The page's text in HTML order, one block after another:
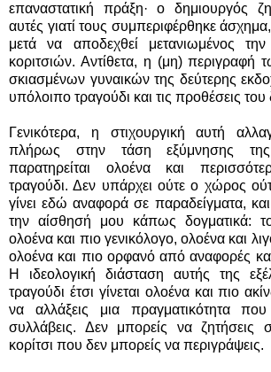
επαναστατική πράξη· ο δημιουργός
αυτές γιατί τους συμπεριφέρθηκε άσχημα,
μετά να αποδεχθεί μετανιωμένος
κοριτσιών. Αντίθετα, η (μη) περιγραφή
σκιασμένων γυναικών της δεύτερης
υπόλοιπο τραγούδι και τις προθέσεις
Γενικότερα, η στιχουργική αυτή
πλήρως στην τάση εξύμνησης
παρατηρείται ολοένα και
τραγούδι. Δεν υπάρχει ούτε ο χώρος
γίνει εδώ αναφορά σε παραδείγματα,
την αίσθησή μου κάπως δογματικά: το
ολοένα και πιο γενικόλογο, ολοένα και
ολοένα και πιο ορφανό από αναφορές
Η ιδεολογική διάσταση αυτής της
τραγούδι έτσι γίνεται ολοένα και πιο
να αλλάξεις μια πραγματικότητα
συλλάβεις. Δεν μπορείς να
κορίτσι που δεν μπορείς να περιγράψεις.